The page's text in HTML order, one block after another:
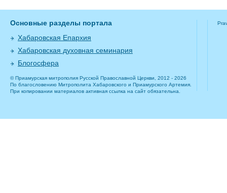
Основные разделы портала
Хабаровская Епархия
Хабаровская духовная семинария
Блогосфера
© Приамурская митрополия Русской Православной Церкви, 2012 - 2026
По благословению Митрополита Хабаровского и Приамурского Артемия.
При копировании материалов активная ссылка на сайт обязательна.